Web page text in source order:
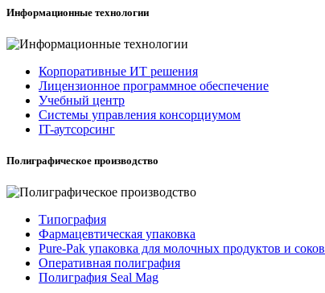
Информационные технологии
Корпоративные ИТ решения
Лицензионное программное обеспечение
Учебный центр
Системы управления консорциумом
IT-аутсорсинг
Полиграфическое производство
Типография
Фармацевтическая упаковка
Pure-Pak упаковка для молочных продуктов и соков
Оперативная полиграфия
Полиграфия Seal Mag